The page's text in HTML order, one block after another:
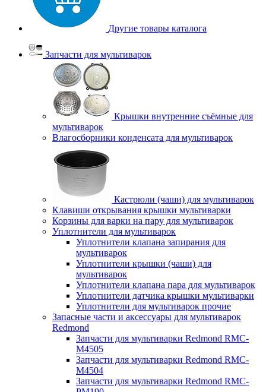
Другие товары каталога
Запчасти для мультиварок
Крышки внутренние съёмные для
мультиварок
Влагосборники конденсата для мультиварок
Кастрюли (чаши) для мультиварок
Клавиши открывания крышки мультиварки
Корзины для варки на пару для мультиварок
Уплотнители для мультиварок
Уплотнители клапана запирания для
мультиварок
Уплотнители крышки (чаши) для
мультиварок
Уплотнители клапана пара для мультиварок
Уплотнители датчика крышки мультиварки
Уплотнители для мультиварок прочие
Запасные части и аксессуары для мультиварок
Redmond
Запчасти для мультиварки Redmond RMC-
M4505
Запчасти для мультиварки Redmond RMC-
M4504
Запчасти для мультиварки Redmond RMC-